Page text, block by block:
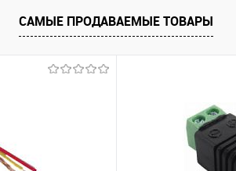
САМЫЕ ПРОДАВАЕМЫЕ ТОВАРЫ